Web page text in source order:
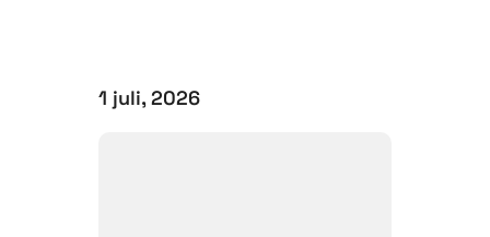
1 juli, 2026